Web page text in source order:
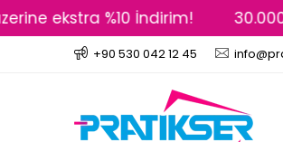
ekstra %10 İndirim!
+90 530 042 12 45